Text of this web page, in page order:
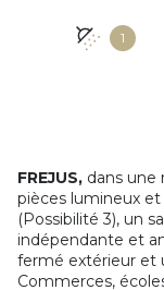
1
FREJUS, dans une
pièces lumineux
(Possibilité 3), un
indépendante et
fermé extérieur et
Commerces,